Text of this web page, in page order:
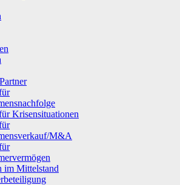
Krisensituationen
M&A
im Mittelstand